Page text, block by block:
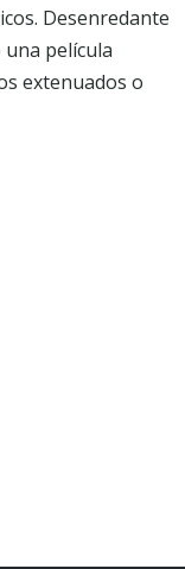
Desenredante
película
extenuados o